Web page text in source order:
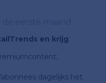
en krijg;
dagelijks het